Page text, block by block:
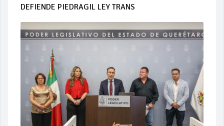
DEFIENDE PIEDRAGIL LEY TRANS